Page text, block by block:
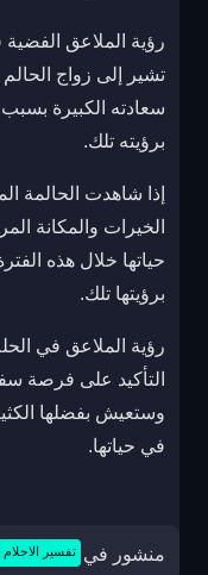
رؤية الملاعق الفضية
تشير إلى زواج الحالم
سعادته الكبيرة
برؤيته تلك.
إذا شاهدت الحالمة
الخيرات والمكانة
حياتها خلال هذه
برؤيتها تلك.
رؤية الملاعق في
التأكيد على فرصة
وستعيش بفضلها
في حياتها.
منشور في تفسير